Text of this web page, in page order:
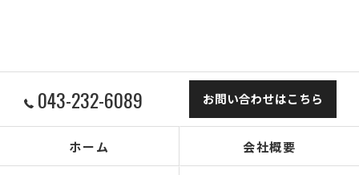
043-232-6089 お問い合わせはこちら
ホーム 会社概要